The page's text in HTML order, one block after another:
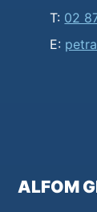
T: 02
E:
ALFOM